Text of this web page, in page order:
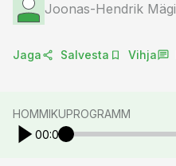
Joonas-Hendrik Mägi
Jaga Salvesta Vihja
HOMMIKUPROGRAMM
00:00